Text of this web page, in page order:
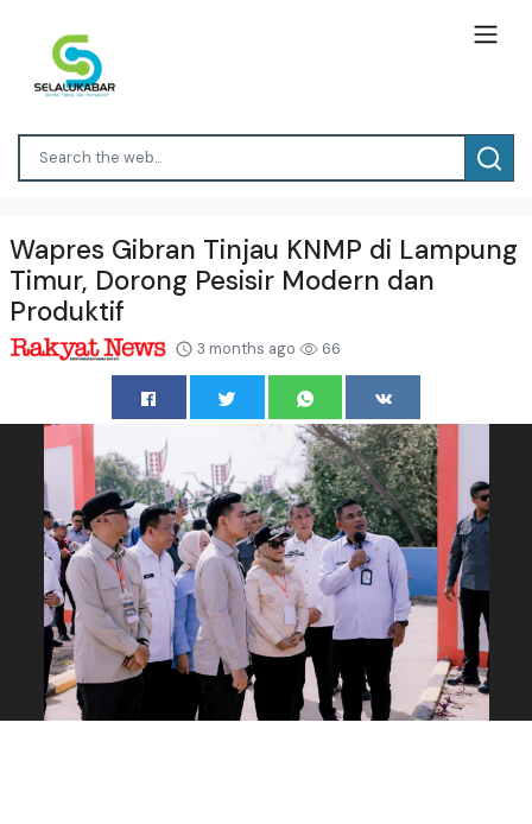
Wapres Gibran Tinjau KNMP di Lampung
Timur, Dorong Pesisir Modern dan
Produktif
3 months ago 66